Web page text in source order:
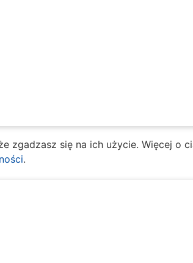
zgadzasz się na ich użycie. Więcej o
.